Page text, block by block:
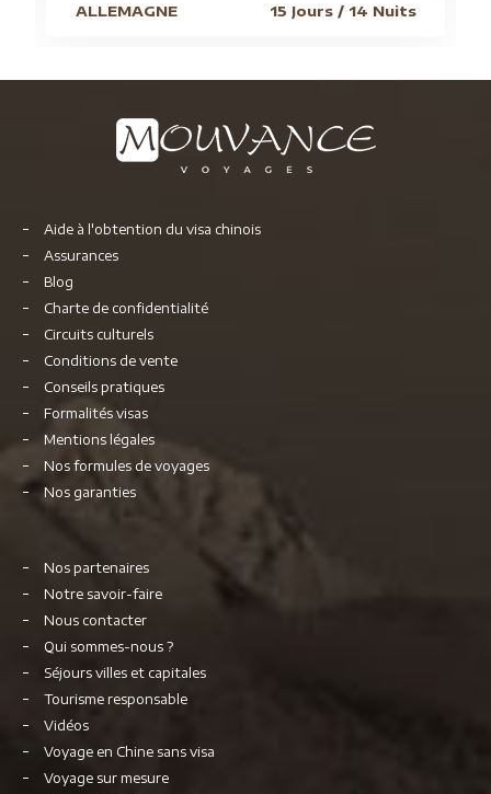
ALLEMAGNE 15 Jours / 14 Nuits
Aide à l'obtention du visa chinois
Assurances
Blog
Charte de confidentialité
Circuits culturels
Conditions de vente
Conseils pratiques
Formalités visas
Mentions légales
Nos formules de voyages
Nos garanties
Nos partenaires
Notre savoir-faire
Nous contacter
Qui sommes-nous ?
Séjours villes et capitales
Tourisme responsable
Vidéos
Voyage en Chine sans visa
Voyage sur mesure